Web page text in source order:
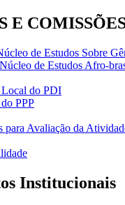
E
de Estudos Sobre
de Estudos Afro-
Local do PDI
PPP
para Avaliação da
Institucionais